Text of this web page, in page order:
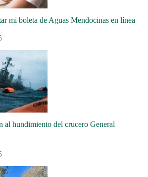
mi boleta de Aguas Mendocinas en línea
al hundimiento del crucero General